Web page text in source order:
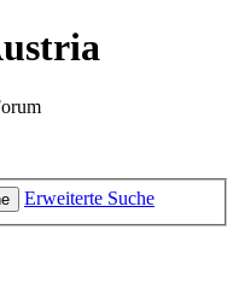
Erweiterte Suche